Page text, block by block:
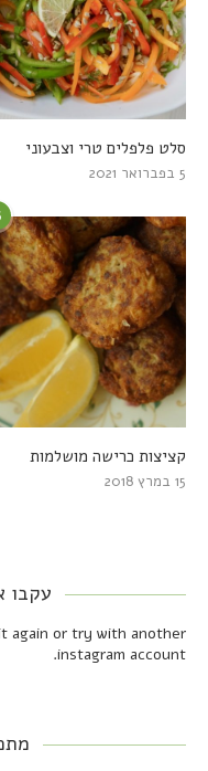
סלט פלפלים טרי וצבעוני
5 בפברואר 2021
קציצות כרישה מושלמות
15 במרץ 2018
עקבו
again or try with another
instagram account.